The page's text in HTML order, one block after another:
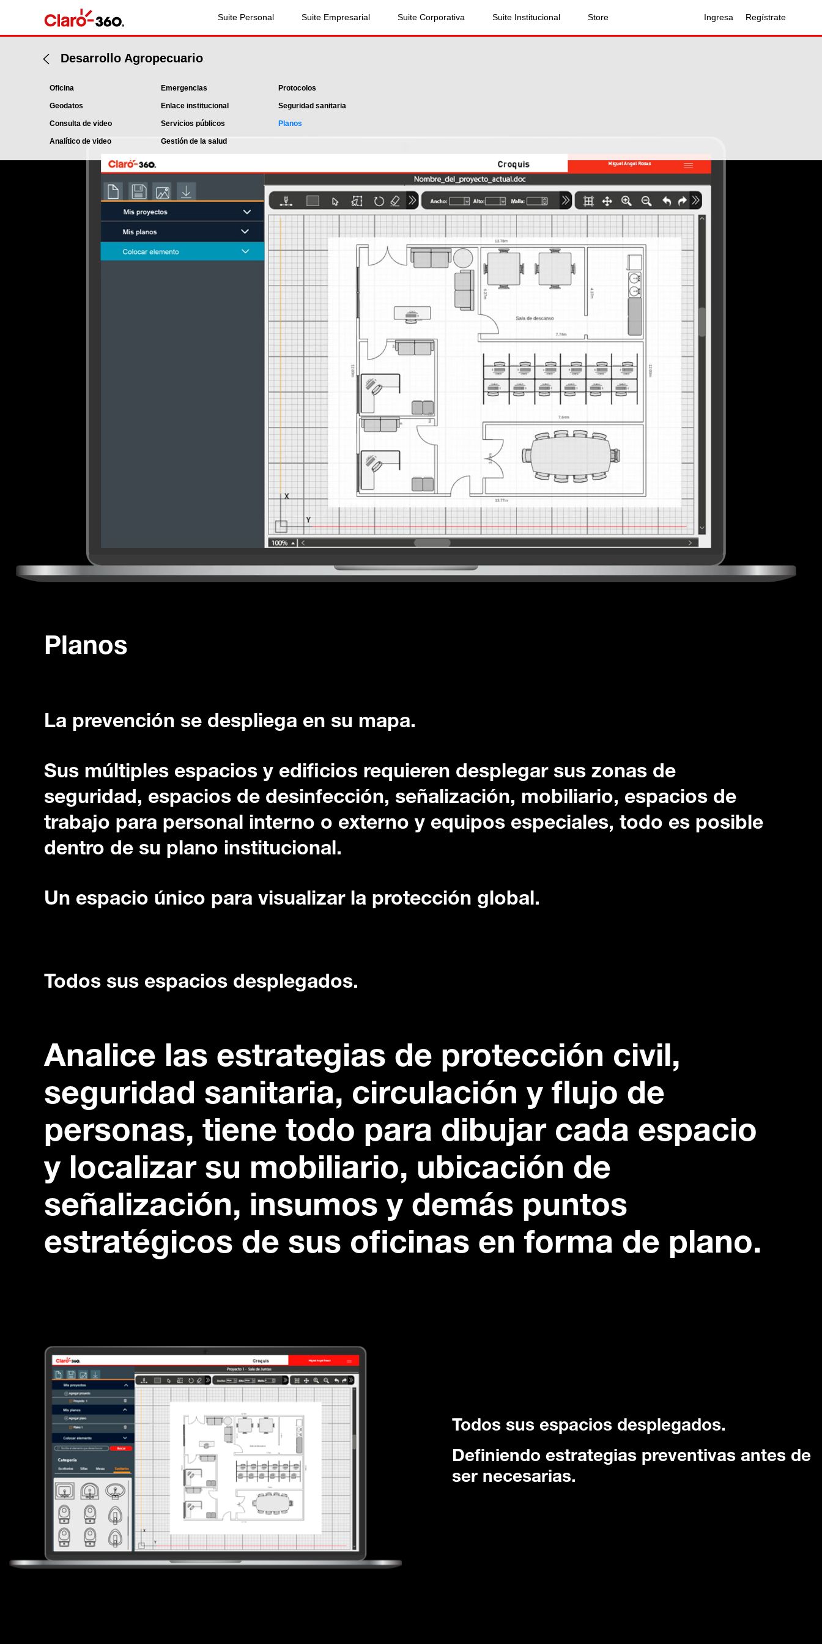
Suite Personal Suite Empresarial Suite Corporativa Suite Institucional Store Ingresa Regístrate
Desarrollo Agropecuario
Oficina
Geodatos
Consulta de video
Analítico de video
Emergencias
Enlace institucional
Servicios públicos
Gestión de la salud
Protocolos
Seguridad sanitaria
Planos
Planos
La prevención se despliega en su mapa.
Sus múltiples espacios y edificios requieren desplegar sus zonas de
seguridad, espacios de desinfección, señalización, mobiliario, espacios de
trabajo para personal interno o externo y equipos especiales, todo es posible
dentro de su plano institucional.
Un espacio único para visualizar la protección global.
Todos sus espacios desplegados.
Analice las estrategias de protección civil,
seguridad sanitaria, circulación y flujo de
personas, tiene todo para dibujar cada espacio
y localizar su mobiliario, ubicación de
señalización, insumos y demás puntos
estratégicos de sus oficinas en forma de plano.
Todos sus espacios desplegados.
Definiendo estrategias preventivas antes de
ser necesarias.